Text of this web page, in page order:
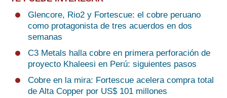
Glencore, Rio2 y Fortescue: el cobre peruano
como protagonista de tres acuerdos en dos
semanas
C3 Metals halla cobre en primera perforación de
proyecto Khaleesi en Perú: siguientes pasos
Cobre en la mira: Fortescue acelera compra total
de Alta Copper por US$ 101 millones